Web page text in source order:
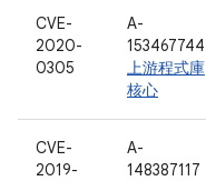
CVE-
2020-
0305
A-
153467744
上游程式庫
核心
CVE-
2019-
A-
148387117